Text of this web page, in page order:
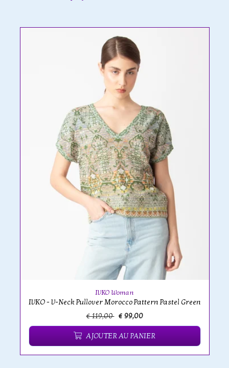
IVKO Woman
IVKO - V-Neck Pullover Morocco Pattern Pastel Green
€ 119,00 € 99,00
AJOUTER AU PANIER